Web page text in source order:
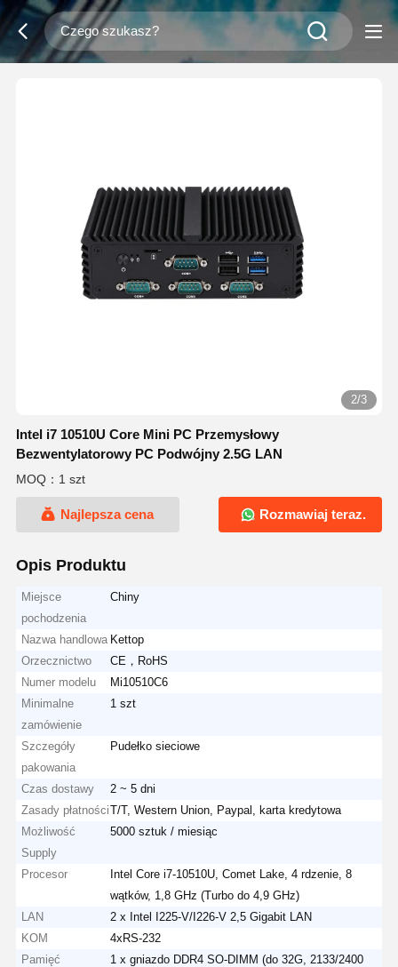
2/3
Intel i7 10510U Core Mini PC Przemysłowy
Bezwentylatorowy PC Podwójny 2.5G LAN
MOQ：1 szt
Najlepsza cena Rozmawiaj teraz.
Opis Produktu
Miejsce
pochodzenia
Chiny
Nazwa handlowa Kettop
Orzecznictwo
CE，RoHS
Numer modelu
Mi10510C6
Minimalne
zamówienie
1 szt
Szczegóły
pakowania
Pudełko sieciowe
Czas dostawy
2 ~ 5 dni
Zasady płatnościT/T, Western Union, Paypal, karta kredytowa
Możliwość
Supply
5000 sztuk / miesiąc
Procesor
Intel Core i7-10510U, Comet Lake, 4 rdzenie, 8
wątków, 1,8 GHz (Turbo do 4,9 GHz)
LAN
2 x Intel I225-V/I226-V 2,5 Gigabit LAN
KOM
4xRS-232
Pamięć
1 x gniazdo DDR4 SO-DIMM (do 32G, 2133/2400